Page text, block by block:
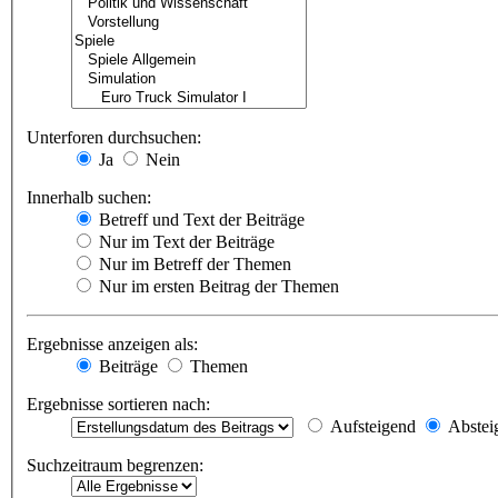
Unterforen durchsuchen:
Ja
Nein
Innerhalb suchen:
Betreff und Text der Beiträge
Nur im Text der Beiträge
Nur im Betreff der Themen
Nur im ersten Beitrag der Themen
Ergebnisse anzeigen als:
Beiträge
Themen
Ergebnisse sortieren nach:
Aufsteigend
Suchzeitraum begrenzen: